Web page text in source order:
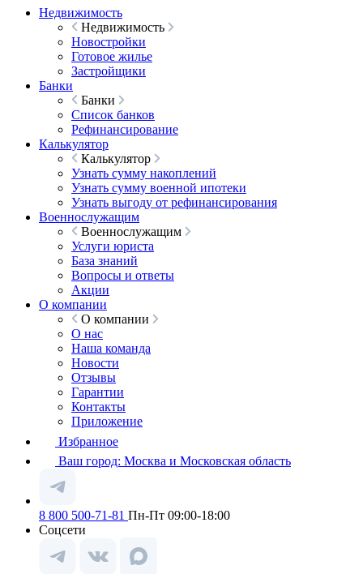
Недвижимость
Недвижимость
Новостройки
Готовое жилье
Застройщики
Банки
Банки
Список банков
Рефинансирование
Калькулятор
Калькулятор
Узнать сумму накоплений
Узнать сумму военной ипотеки
Узнать выгоду от рефинансирования
Военнослужащим
Военнослужащим
Услуги юриста
База знаний
Вопросы и ответы
Акции
О компании
О компании
О нас
Наша команда
Новости
Отзывы
Гарантии
Контакты
Приложение
Избранное
Ваш город: Москва и Московская область
8 800 500-71-81 Пн-Пт 09:00-18:00
Соцсети